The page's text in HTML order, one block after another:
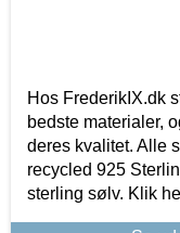
Hos FrederikIX.dk
bedste materialer,
deres kvalitet. Alle
recycled 925
sterling sølv. Klik